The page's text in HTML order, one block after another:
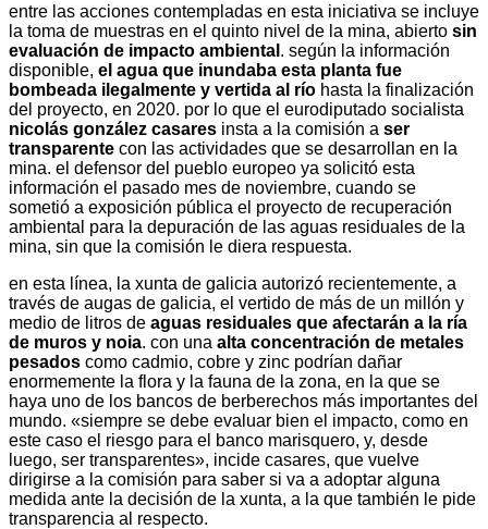
entre las acciones contempladas en esta iniciativa se incluye
la toma de muestras en el quinto nivel de la mina, abierto sin
evaluación de impacto ambiental . según la información
disponible, el agua que inundaba esta planta fue
bombeada ilegalmente y vertida al río hasta la finalización
del proyecto, en 2020. por lo que el eurodiputado socialista
nicolás gonzález casares insta a la comisión a ser
transparente con las actividades que se desarrollan en la
mina. el defensor del pueblo europeo ya solicitó esta
información el pasado mes de noviembre, cuando se
sometió a exposición pública el proyecto de recuperación
ambiental para la depuración de las aguas residuales de la
mina, sin que la comisión le diera respuesta.
en esta línea, la xunta de galicia autorizó recientemente, a
través de augas de galicia, el vertido de más de un millón y
medio de litros de aguas residuales que afectarán a la ría
de muros y noia. con una alta concentración de metales
pesados como cadmio, cobre y zinc podrían dañar
enormemente la flora y la fauna de la zona, en la que se
haya uno de los bancos de berberechos más importantes del
mundo. «siempre se debe evaluar bien el impacto, como en
este caso el riesgo para el banco marisquero, y, desde
luego, ser transparentes», incide casares, que vuelve
dirigirse a la comisión para saber si va a adoptar alguna
medida ante la decisión de la xunta, a la que también le pide
transparencia al respecto.